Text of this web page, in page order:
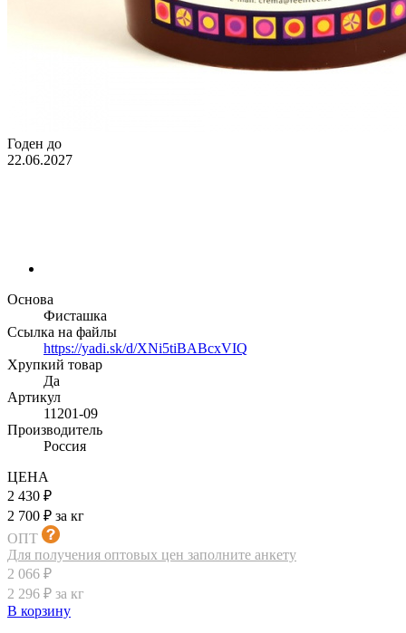
Годен до
22.06.2027
Основа
Фисташка
Ссылка на файлы
https://yadi.sk/d/XNi5tiBABcxVIQ
Хрупкий товар
Да
Артикул
11201-09
Производитель
Россия
ЦЕНА
2 430 ₽
2 700 ₽ за кг
ОПТ
Для получения оптовых цен заполните анкету
2 066 ₽
2 296 ₽ за кг
В корзину